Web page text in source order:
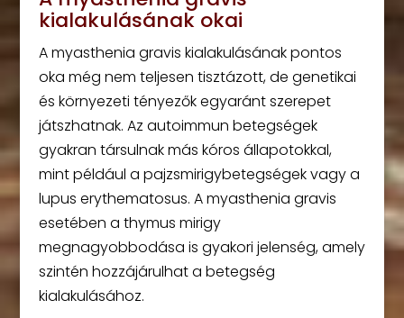
kialakulásának okai
A myasthenia gravis kialakulásának pontos
oka még nem teljesen tisztázott, de genetikai
és környezeti tényezők egyaránt szerepet
játszhatnak. Az autoimmun betegségek
gyakran társulnak más kóros állapotokkal,
mint például a pajzsmirigybetegségek vagy a
lupus erythematosus. A myasthenia gravis
esetében a thymus mirigy
megnagyobbodása is gyakori jelenség, amely
szintén hozzájárulhat a betegség
kialakulásához.